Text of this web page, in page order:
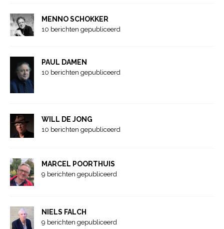
MENNO SCHOKKER
10 berichten gepubliceerd
PAUL DAMEN
10 berichten gepubliceerd
WILL DE JONG
10 berichten gepubliceerd
MARCEL POORTHUIS
9 berichten gepubliceerd
NIELS FALCH
9 berichten gepubliceerd